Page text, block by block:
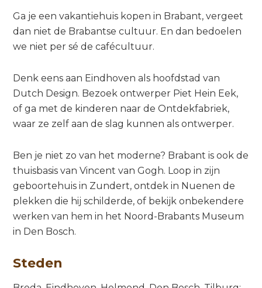
Ga je een vakantiehuis kopen in Brabant, vergeet
dan niet de Brabantse cultuur. En dan bedoelen
we niet per sé de cafécultuur.
Denk eens aan Eindhoven als hoofdstad van
Dutch Design. Bezoek ontwerper Piet Hein Eek,
of ga met de kinderen naar de Ontdekfabriek,
waar ze zelf aan de slag kunnen als ontwerper.
Ben je niet zo van het moderne? Brabant is ook de
thuisbasis van Vincent van Gogh. Loop in zijn
geboortehuis in Zundert, ontdek in Nuenen de
plekken die hij schilderde, of bekijk onbekendere
werken van hem in het Noord-Brabants Museum
in Den Bosch.
Steden